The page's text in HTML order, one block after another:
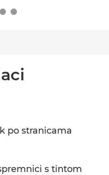
po stranicama
s tintom